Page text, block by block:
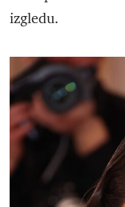
izgledu.